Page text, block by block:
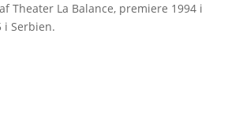
af Theater La Balance, premiere 1994 i
i Serbien.